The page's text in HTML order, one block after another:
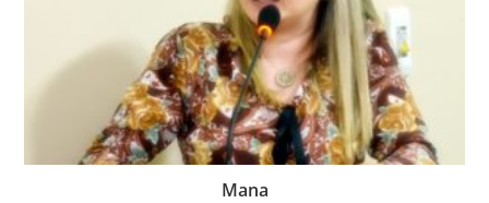
Mana